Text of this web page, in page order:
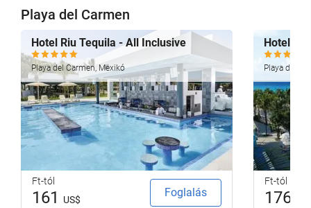
Playa del Carmen
Hotel Riu Tequila - All Inclusive
Playa del Carmen, Mexikó
Ft-tól
161 US$
Foglalás
Hotel
Playa del
Ft-tól
176